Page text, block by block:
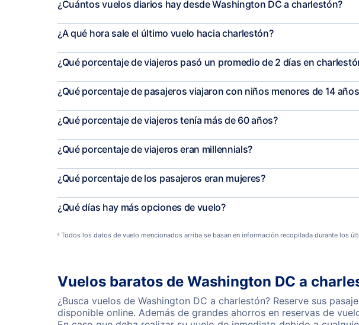
¿Cuántos vuelos diarios hay desde Washington DC a charlestón?
¿A qué hora sale el último vuelo hacia charlestón?
¿Qué porcentaje de viajeros pasó un promedio de 2 días en
¿Qué porcentaje de pasajeros viajaron con niños menores de 14
¿Qué porcentaje de viajeros tenía más de 60 años?
¿Qué porcentaje de viajeros eran millennials?
¿Qué porcentaje de los pasajeros eran mujeres?
¿Qué días hay más opciones de vuelo?
§ Todos los datos de vuelo mencionados arriba se basan en información recopilada durante los
Vuelos baratos de Washington DC a
¿Busca vuelos de Washington DC a charlestón? Reserve sus
disponible online. Además de grandes ahorros en reservas de